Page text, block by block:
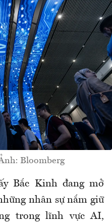
Bloomberg
Bắc Kinh đang mở
nhân sự nắm giữ
trong lĩnh vực AI,